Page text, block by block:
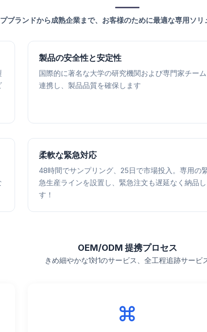
ブランドから成熟企業まで、お客様のために最適な専用ソリ
製品の安全性と安定性
国際的に著名な大学の研究機関および専門家チーム
連携し、製品品質を確保します
柔軟な緊急対応
48時間でサンプリング、25日で市場投入。専用の
急生産ラインを設置し、緊急注文も遅延なく納品し
す！
OEM/ODM 提携プロセス
きめ細やかな1対1のサービス、全工程追跡サービ